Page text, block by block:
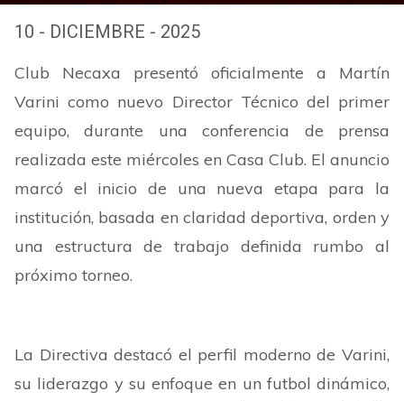
10 - DICIEMBRE - 2025
Club Necaxa presentó oficialmente a Martín
Varini como nuevo Director Técnico del primer
equipo, durante una conferencia de prensa
realizada este miércoles en Casa Club. El anuncio
marcó el inicio de una nueva etapa para la
institución, basada en claridad deportiva, orden y
una estructura de trabajo definida rumbo al
próximo torneo.
La Directiva destacó el perfil moderno de Varini,
su liderazgo y su enfoque en un futbol dinámico,